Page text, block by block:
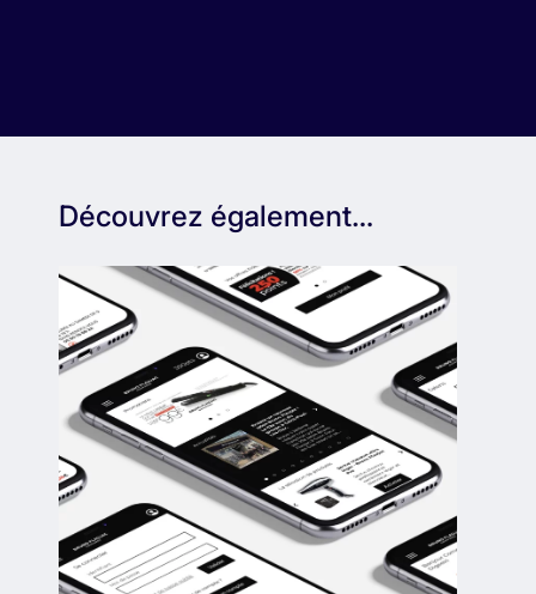
Découvrez également...